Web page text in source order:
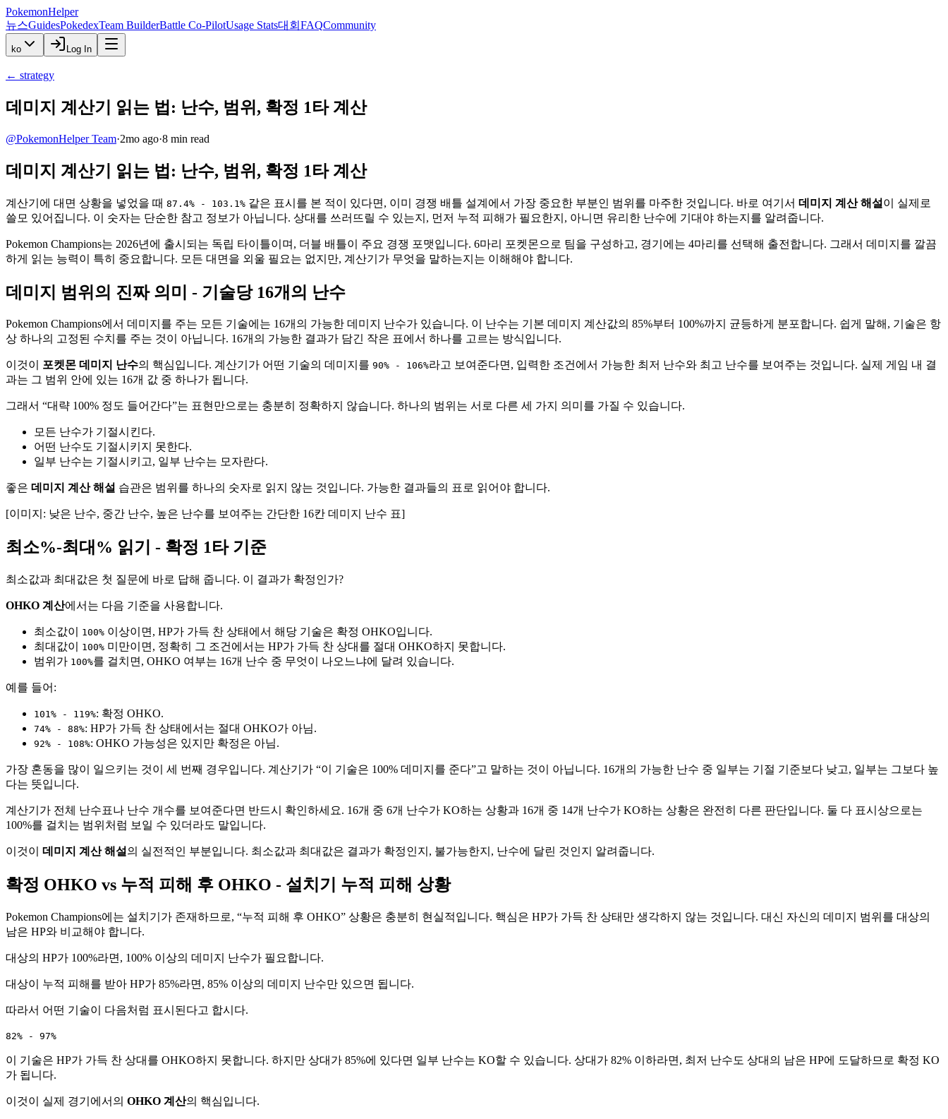
PokemonHelper
뉴스GuidesPokedexTeam BuilderBattle Co-PilotUsage Stats대회 FAQCommunity
ko Log In
← strategy
데미지 계산기 읽는 법: 난수, 범위, 확정 1타 계산
@PokemonHelper Team·2mo ago·8 min read
데미지 계산기 읽는 법: 난수, 범위, 확정 1타 계산
계산기에 대면 상황을 넣었을 때 87.4% - 103.1% 같은 표시를 본 적이 있다면, 이미 경쟁 배틀 설계에서 가장 중요한 부분인 범위를 마주한 것입니다. 바로 여기서 데미지 계산 해설 이 실제로
쓸모 있어집니다. 이 숫자는 단순한 참고 정보가 아닙니다. 상대를 쓰러뜨릴 수 있는지, 먼저 누적 피해가 필요한지, 아니면 유리한 난수에 기대야 하는지를 알려줍니다.
Pokemon Champions는 2026년에 출시되는 독립 타이틀이며, 더블 배틀이 주요 경쟁 포맷입니다. 6마리 포켓몬으로 팀을 구성하고, 경기에는 4마리를 선택해 출전합니다. 그래서 데미지를 깔끔
하게 읽는 능력이 특히 중요합니다. 모든 대면을 외울 필요는 없지만, 계산기가 무엇을 말하는지는 이해해야 합니다.
데미지 범위의 진짜 의미 - 기술당 16개의 난수
Pokemon Champions에서 데미지를 주는 모든 기술에는 16개의 가능한 데미지 난수가 있습니다. 이 난수는 기본 데미지 계산값의 85%부터 100%까지 균등하게 분포합니다. 쉽게 말해, 기술은 항
상 하나의 고정된 수치를 주는 것이 아닙니다. 16개의 가능한 결과가 담긴 작은 표에서 하나를 고르는 방식입니다.
이것이 포켓몬 데미지 난수의 핵심입니다. 계산기가 어떤 기술의 데미지를 90% - 106%라고 보여준다면, 입력한 조건에서 가능한 최저 난수와 최고 난수를 보여주는 것입니다. 실제 게임 내 결
과는 그 범위 안에 있는 16개 값 중 하나가 됩니다.
그래서 “대략 100% 정도 들어간다”는 표현만으로는 충분히 정확하지 않습니다. 하나의 범위는 서로 다른 세 가지 의미를 가질 수 있습니다.
모든 난수가 기절시킨다.
어떤 난수도 기절시키지 못한다.
일부 난수는 기절시키고, 일부 난수는 모자란다.
좋은 데미지 계산 해설 습관은 범위를 하나의 숫자로 읽지 않는 것입니다. 가능한 결과들의 표로 읽어야 합니다.
[이미지: 낮은 난수, 중간 난수, 높은 난수를 보여주는 간단한 16칸 데미지 난수 표]
최소%-최대% 읽기 - 확정 1타 기준
최소값과 최대값은 첫 질문에 바로 답해 줍니다. 이 결과가 확정인가?
OHKO 계산에서는 다음 기준을 사용합니다.
최소값이 100% 이상이면, HP가 가득 찬 상태에서 해당 기술은 확정 OHKO입니다.
최대값이
100% 미만이면, 정확히 그 조건에서는 HP가 가득 찬 상대를 절대 OHKO하지 못합니다.
범위가 100%를 걸치면, OHKO 여부는 16개 난수 중 무엇이 나오느냐에 달려 있습니다.
예를 들어:
101% - 119%: 확정 OHKO.
74% - 88%: HP가 가득 찬 상태에서는 절대 OHKO가 아님.
92% - 108%: OHKO 가능성은 있지만 확정은 아님.
가장 혼동을 많이 일으키는 것이 세 번째 경우입니다. 계산기가 “이 기술은 100% 데미지를 준다”고 말하는 것이 아닙니다. 16개의 가능한 난수 중 일부는 기절 기준보다 낮고, 일부는 그보다 높
다는 뜻입니다.
계산기가 전체 난수표나 난수 개수를 보여준다면 반드시 확인하세요. 16개 중 6개 난수가 KO하는 상황과 16개 중 14개 난수가 KO하는 상황은 완전히 다른 판단입니다. 둘 다 표시상으로는
100%를 걸치는 범위처럼 보일 수 있더라도 말입니다.
이것이 데미지 계산 해설 의 실전적인 부분입니다. 최소값과 최대값은 결과가 확정인지, 불가능한지, 난수에 달린 것인지 알려줍니다.
확정 OHKO vs 누적 피해 후 OHKO - 설치기 누적 피해 상황
Pokemon Champions에는 설치기가 존재하므로, “누적 피해 후 OHKO” 상황은 충분히 현실적입니다. 핵심은 HP가 가득 찬 상태만 생각하지 않는 것입니다. 대신 자신의 데미지 범위를 대상의
남은 HP와 비교해야 합니다.
대상의 HP가 100%라면, 100% 이상의 데미지 난수가 필요합니다.
대상이 누적 피해를 받아 HP가 85%라면, 85% 이상의 데미지 난수만 있으면 됩니다.
따라서 어떤 기술이 다음처럼 표시된다고 합시다.
82% - 97%
이 기술은 HP가 가득 찬 상대를 OHKO하지 못합니다. 하지만 상대가 85%에 있다면 일부 난수는 KO할 수 있습니다. 상대가 82% 이하라면, 최저 난수도 상대의 남은 HP에 도달하므로 확정 KO
가 됩니다.
이것이 실제 경기에서의 OHKO 계산의 핵심입니다.